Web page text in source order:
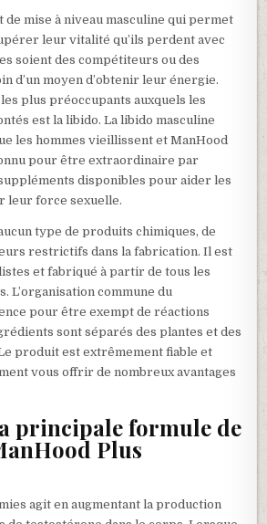
de mise à niveau masculine qui permet
leur vitalité qu’ils perdent avec
soient des compétiteurs ou des
d’un moyen d’obtenir leur énergie.
plus préoccupants auxquels les
est la libido. La libido masculine
les hommes vieillissent et ManHood
pour être extraordinaire par
disponibles pour aider les
leur force sexuelle.
type de produits chimiques, de
restrictifs dans la fabrication. Il est
et fabriqué à partir de tous les
L’organisation commune du
pour être exempt de réactions
sont séparés des plantes et des
produit est extrêmement fiable et
vous offrir de nombreux avantages
principale formule de
Plus
agit en augmentant la production